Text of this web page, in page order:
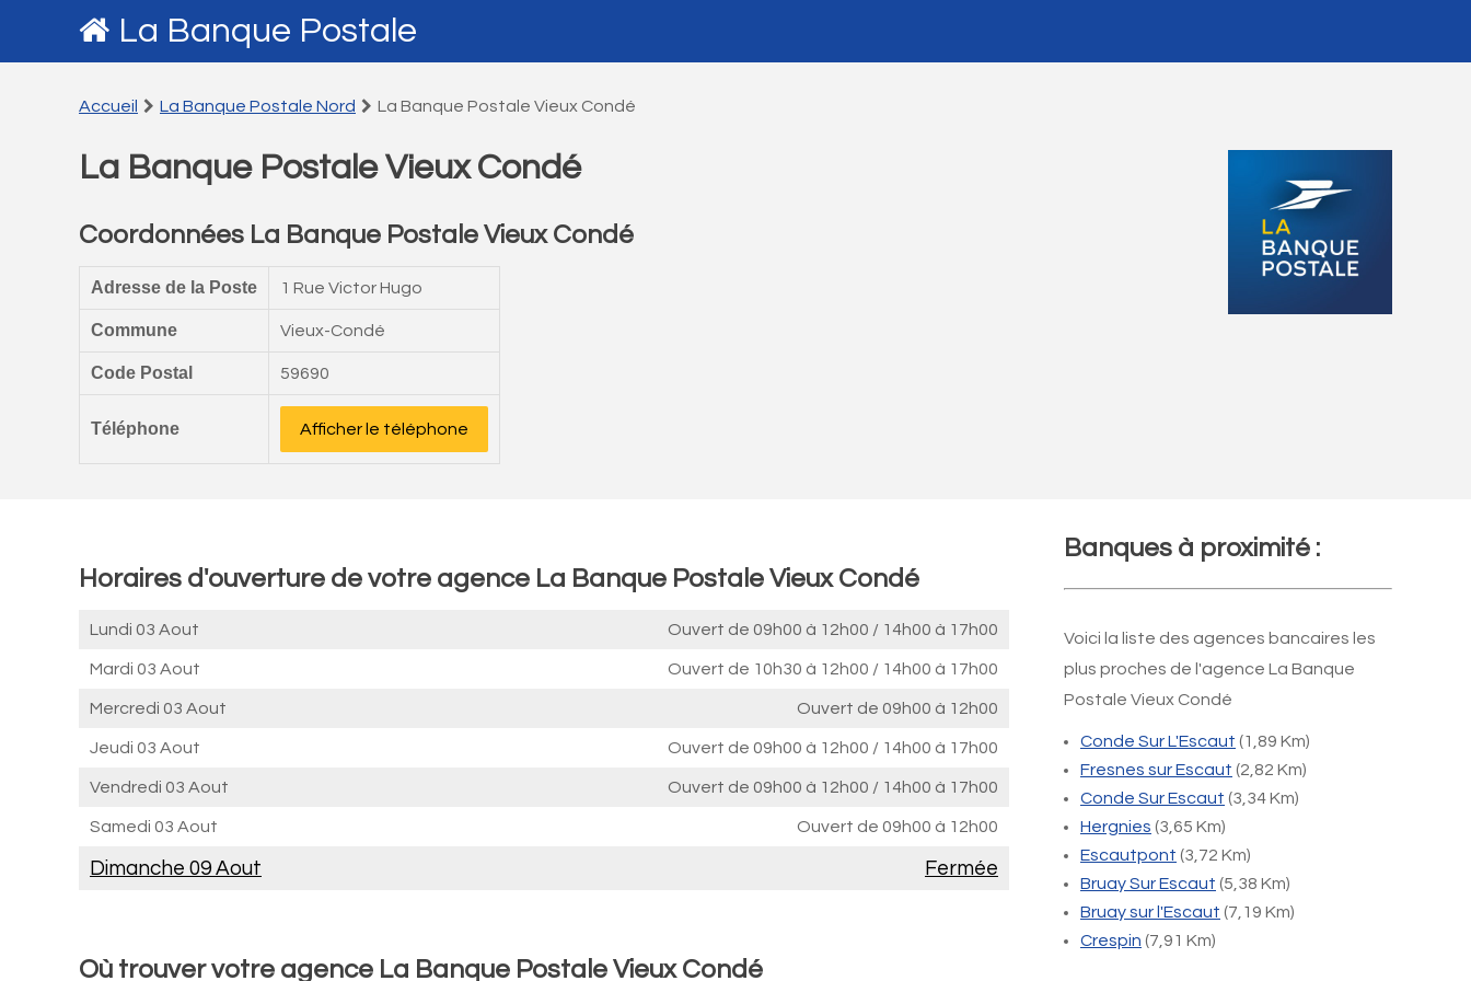
La Banque Postale
Accueil La Banque Postale Nord La Banque Postale Vieux Condé
La Banque Postale Vieux Condé
Coordonnées La Banque Postale Vieux Condé
Adresse de la Poste 1 Rue Victor Hugo
Commune Vieux-Condé
Code Postal 59690
Téléphone Afficher le téléphone
Horaires d'ouverture de votre agence La Banque Postale Vieux Condé
Lundi 03 Aout Ouvert de 09h00 à 12h00 / 14h00 à 17h00
Mardi 03 Aout Ouvert de 10h30 à 12h00 / 14h00 à 17h00
Mercredi 03 Aout Ouvert de 09h00 à 12h00
Jeudi 03 Aout Ouvert de 09h00 à 12h00 / 14h00 à 17h00
Vendredi 03 Aout Ouvert de 09h00 à 12h00 / 14h00 à 17h00
Samedi 03 Aout Ouvert de 09h00 à 12h00
Dimanche 09 Aout Fermée
Où trouver votre agence La Banque Postale Vieux Condé
Banques à proximité :
Voici la liste des agences bancaires les
plus proches de l'agence La Banque
Postale Vieux Condé
Conde Sur L'Escaut (1,89 Km)
Fresnes sur Escaut (2,82 Km)
Conde Sur Escaut (3,34 Km)
Hergnies (3,65 Km)
Escautpont (3,72 Km)
Bruay Sur Escaut (5,38 Km)
Bruay sur l'Escaut (7,19 Km)
Crespin (7,91 Km)